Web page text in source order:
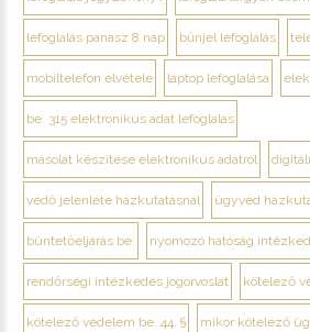
lefoglalás panasz 8 nap bűnjel lefoglalás
mobiltelefon elvétele laptop lefoglalása
be. 315 elektronikus adat lefoglalás
másolat készítése elektronikus adatról
védő jelenléte házkutatásnál ügyvéd
büntetőeljárás be. nyomozó hatóság
rendőrségi intézkedés jogorvoslat kötelező
kötelező védelem be. 44. § mikor kötelező